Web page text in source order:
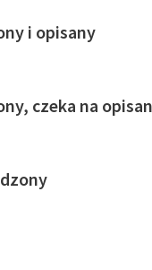
i opisany
czeka na